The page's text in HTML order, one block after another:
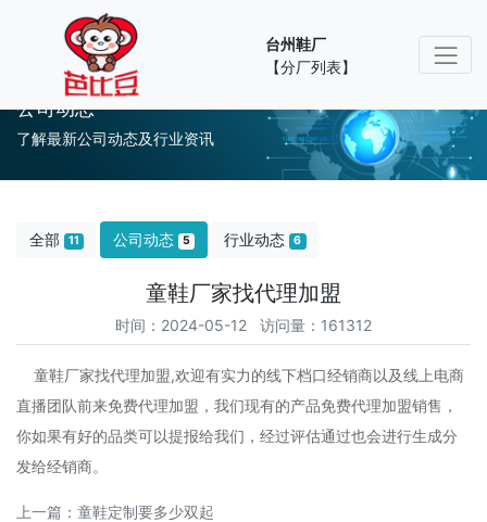
台州鞋厂
【分厂列表】
公司动态
了解最新公司动态及行业资讯
全部 11 公司动态 5 行业动态 6
童鞋厂家找代理加盟
时间：2024-05-12 访问量：161312
童鞋厂家找代理加盟,欢迎有实力的线下档口经销商以及线上电商
直播团队前来免费代理加盟，我们现有的产品免费代理加盟销售，
你如果有好的品类可以提报给我们，经过评估通过也会进行生成分
发给经销商。
上一篇： 童鞋定制要多少双起